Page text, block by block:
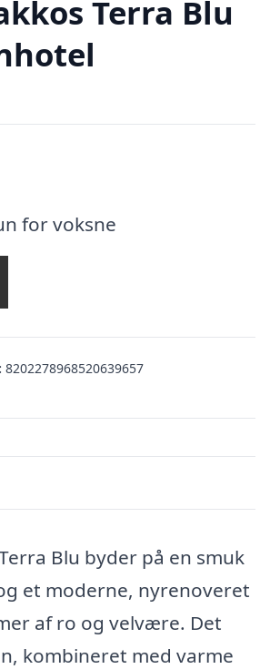
Terra Blu
for voksne
8202278968520639657
Blu byder på en smuk
et moderne, nyrenoveret
af ro og velvære. Det
kombineret med varme